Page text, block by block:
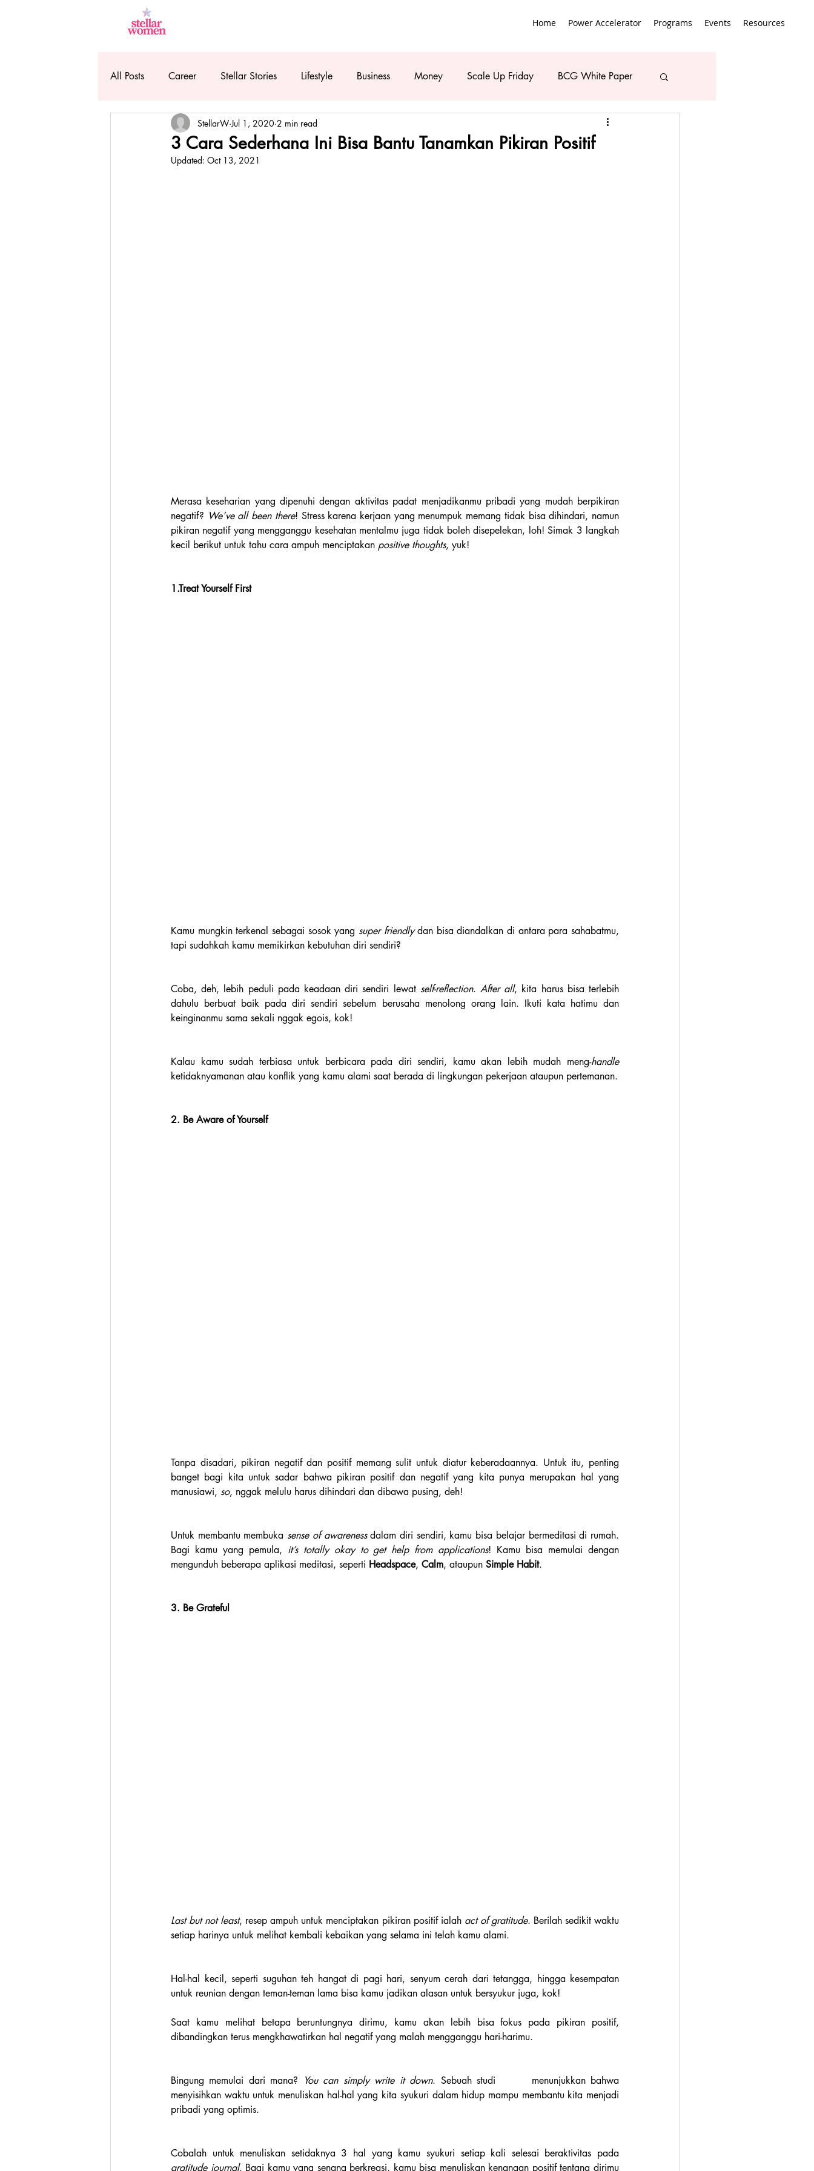
Home Power Accelerator Programs Events Resources
All Posts Career Stellar Stories Lifestyle Business Money Scale Up Friday BCG White Paper
3 Cara Sederhana Ini Bisa Bantu Tanamkan Pikiran Positif
StellarW Jul 1, 2020 2 min read
Updated: Oct 13, 2021
Merasa keseharian yang dipenuhi dengan aktivitas padat menjadikanmu pribadi yang mudah berpikiran
negatif? We’ve all been there! Stress karena kerjaan yang menumpuk memang tidak bisa dihindari, namun
pikiran negatif yang mengganggu kesehatan mentalmu juga tidak boleh disepelekan, loh! Simak 3 langkah
kecil berikut untuk tahu cara ampuh menciptakan positive thoughts, yuk!
1.Treat Yourself First
Kamu mungkin terkenal sebagai sosok yang super friendly dan bisa diandalkan di antara para sahabatmu,
tapi sudahkah kamu memikirkan kebutuhan diri sendiri?
Coba, deh, lebih peduli pada keadaan diri sendiri lewat self-reflection. After all, kita harus bisa terlebih
dahulu berbuat baik pada diri sendiri sebelum berusaha menolong orang lain. Ikuti kata hatimu dan
keinginanmu sama sekali nggak egois, kok!
Kalau kamu sudah terbiasa untuk berbicara pada diri sendiri, kamu akan lebih mudah meng-
handle
ketidaknyamanan atau konflik yang kamu alami saat berada di lingkungan pekerjaan ataupun pertemanan.
2. Be Aware of Yourself
Tanpa disadari, pikiran negatif dan positif memang sulit untuk diatur keberadaannya. Untuk itu, penting
banget bagi kita untuk sadar bahwa pikiran positif dan negatif yang kita punya merupakan hal yang
manusiawi, so, nggak melulu harus dihindari dan dibawa pusing, deh!
Untuk membantu membuka sense of awareness dalam diri sendiri, kamu bisa belajar bermeditasi di rumah.
Bagi kamu yang pemula, it’s totally okay to get help from applications! Kamu bisa memulai dengan
mengunduh beberapa aplikasi meditasi, seperti Headspace, Calm, ataupun Simple Habit.
3. Be Grateful
Last but not least, resep ampuh untuk menciptakan pikiran positif ialah act of gratitude. Berilah sedikit waktu
setiap harinya untuk melihat kembali kebaikan yang selama ini telah kamu alami.
Hal-hal kecil, seperti suguhan teh hangat di pagi hari, senyum cerah dari tetangga, hingga kesempatan
untuk reunian dengan teman-teman lama bisa kamu jadikan alasan untuk bersyukur juga, kok!
Saat kamu melihat betapa beruntungnya dirimu, kamu akan lebih bisa fokus pada pikiran positif,
dibandingkan terus mengkhawatirkan hal negatif yang malah mengganggu hari-harimu.
Bingung memulai dari mana? You can simply write it down. Sebuah studi       menunjukkan bahwa
menyisihkan waktu untuk menuliskan hal-hal yang kita syukuri dalam hidup mampu membantu kita menjadi
pribadi yang optimis.
gratitude journal. Bagi kamu yang senang berkreasi, kamu bisa menuliskan kenangan positif tentang dirimu